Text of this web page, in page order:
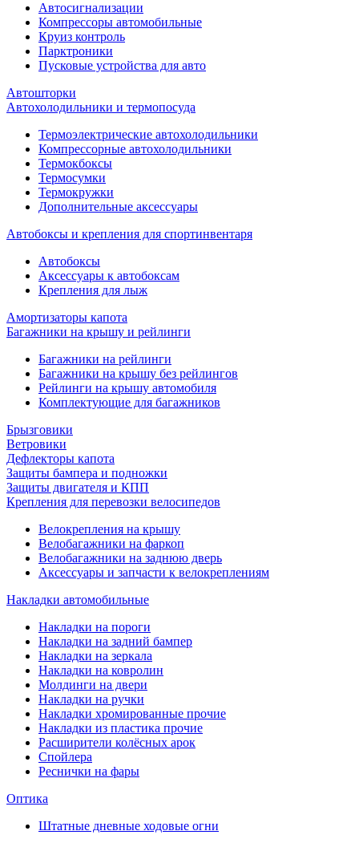
Автосигнализации
Компрессоры автомобильные
Круиз контроль
Парктроники
Пусковые устройства для авто
Автошторки
Автохолодильники и термопосуда
Термоэлектрические автохолодильники
Компрессорные автохолодильники
Термокбоксы
Термосумки
Термокружки
Дополнительные аксессуары
Автобоксы и крепления для спортинвентаря
Автобоксы
Аксессуары к автобоксам
Крепления для лыж
Амортизаторы капота
Багажники на крышу и рейлинги
Багажники на рейлинги
Багажники на крышу без рейлингов
Рейлинги на крышу автомобиля
Комплектующие для багажников
Брызговики
Ветровики
Дефлекторы капота
Защиты бампера и подножки
Защиты двигателя и КПП
Крепления для перевозки велосипедов
Велокрепления на крышу
Велобагажники на фаркоп
Велобагажники на заднюю дверь
Аксессуары и запчасти к велокреплениям
Накладки автомобильные
Накладки на пороги
Накладки на задний бампер
Накладки на зеркала
Накладки на ковролин
Молдинги на двери
Накладки на ручки
Накладки хромированные прочие
Накладки из пластика прочие
Расширители колёсных арок
Спойлера
Реснички на фары
Оптика
Штатные дневные ходовые огни